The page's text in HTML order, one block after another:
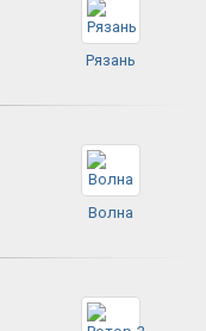
Рязань
Волна